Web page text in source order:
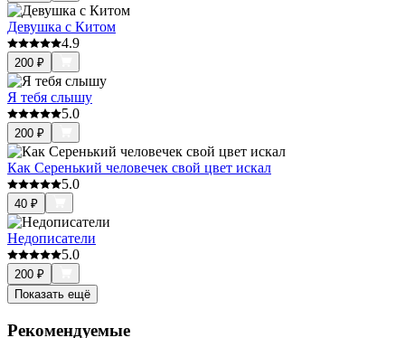
Девушка с Китом
4.9
200 ₽
Я тебя слышу
5.0
200 ₽
Как Серенький человечек свой цвет искал
5.0
40 ₽
Недописатели
5.0
200 ₽
Показать ещё
Рекомендуемые